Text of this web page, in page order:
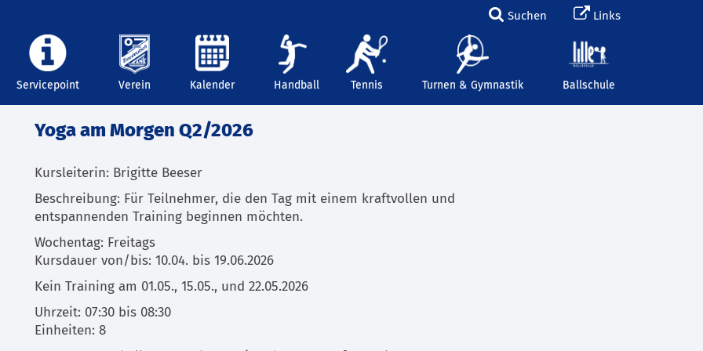
Suchen Links
Servicepoint Verein Kalender Handball Tennis Turnen & Gymnastik Ballschule
Yoga am Morgen Q2/2026
Kursleiterin: Brigitte Beeser
Beschreibung: Für Teilnehmer, die den Tag mit einem kraftvollen und
entspannenden Training beginnen möchten.
Wochentag: Freitags
Kursdauer von/bis: 10.04. bis 19.06.2026
Kein Training am 01.05., 15.05., und 22.05.2026
Uhrzeit: 07:30 bis 08:30
Einheiten: 8